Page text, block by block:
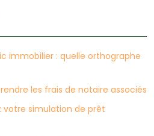
immobilier : quelle orthographe
les frais de notaire associés
votre simulation de prêt